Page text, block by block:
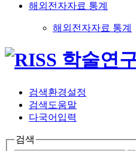
해외전자자료 통계
해외전자자료 통계
검색환경설정
검색도움말
다국어입력
검색